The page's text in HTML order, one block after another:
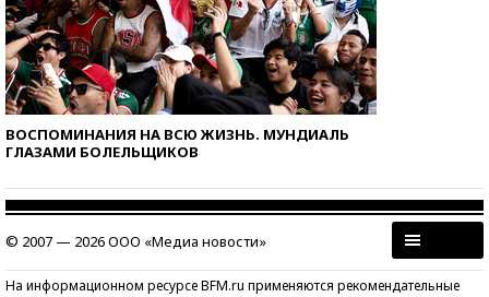
ВОСПОМИНАНИЯ НА ВСЮ ЖИЗНЬ. МУНДИАЛЬ
ГЛАЗАМИ БОЛЕЛЬЩИКОВ
© 2007 — 2026 ООО «Медиа новости»
На информационном ресурсе BFM.ru применяются рекомендательные